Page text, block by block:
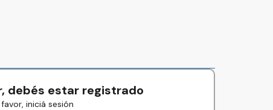
debés estar registrado
iniciá sesión